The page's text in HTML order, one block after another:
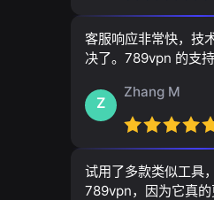
客服响应非常快，技
决了。789vpn 的支持
Z
Zhang M
试用了多款类似工具
789vpn，因为它真的